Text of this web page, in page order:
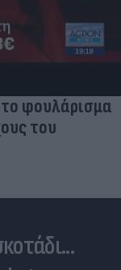
το «τέλειο»
υγείας